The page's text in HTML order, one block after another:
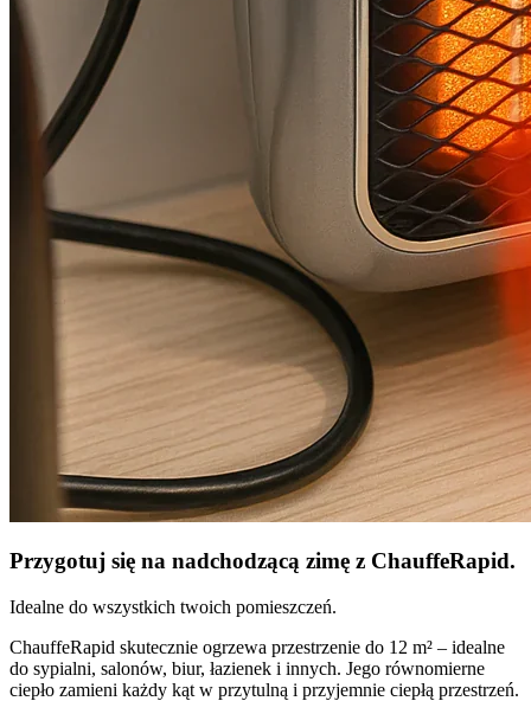
Przygotuj się na nadchodzącą zimę z ChauffeRapid.
Idealne do wszystkich twoich pomieszczeń.
ChauffeRapid skutecznie ogrzewa przestrzenie do 12 m² – idealne
do sypialni, salonów, biur, łazienek i innych. Jego równomierne
ciepło zamieni każdy kąt w przytulną i przyjemnie ciepłą przestrzeń.